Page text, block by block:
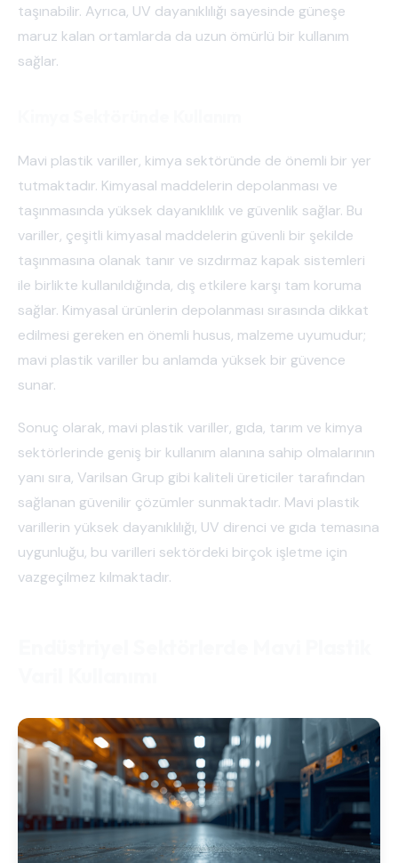
taşınabilir. Ayrıca, UV dayanıklılığı sayesinde güneşe
maruz kalan ortamlarda da uzun ömürlü bir kullanım
sağlar.
Mavi plastik variller, kimya sektöründe de önemli bir yer
tutmaktadır. Kimyasal maddelerin depolanması ve
taşınmasında yüksek dayanıklılık ve güvenlik sağlar. Bu
variller, çeşitli kimyasal maddelerin güvenli bir şekilde
taşınmasına olanak tanır ve sızdırmaz kapak sistemleri
ile birlikte kullanıldığında, dış etkilere karşı tam koruma
sağlar. Kimyasal ürünlerin depolanması sırasında dikkat
edilmesi gereken en önemli husus, malzeme uyumudur;
mavi plastik variller bu anlamda yüksek bir güvence
sunar.
Sonuç olarak, mavi plastik variller, gıda, tarım ve kimya
sektörlerinde geniş bir kullanım alanına sahip olmalarının
yanı sıra, Varilsan Grup gibi kaliteli üreticiler tarafından
sağlanan güvenilir çözümler sunmaktadır. Mavi plastik
varillerin yüksek dayanıklılığı, UV direnci ve gıda temasına
uygunluğu, bu varilleri sektördeki birçok işletme için
vazgeçilmez kılmaktadır.